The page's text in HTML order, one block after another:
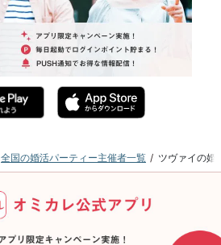
全国の婚活パーティー主催者一覧 ツヴァイの婚